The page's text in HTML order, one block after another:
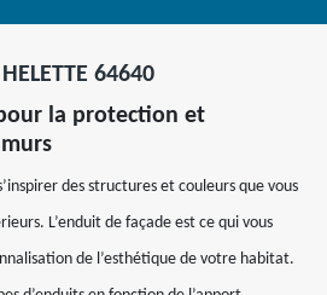
64640
la protection et
des structures et couleurs que vous
L’enduit de façade est ce qui vous
de l’esthétique de votre habitat.